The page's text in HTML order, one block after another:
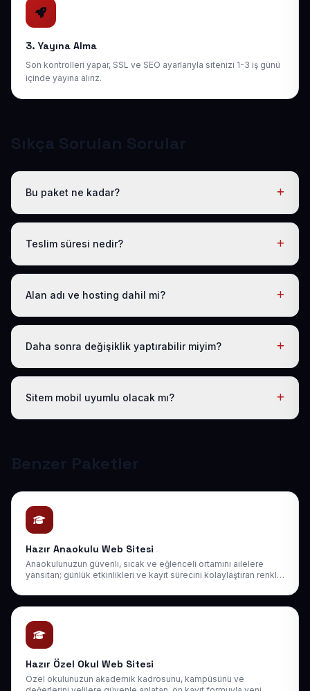
3. Yayına Alma
Son kontrolleri yapar, SSL ve SEO ayarlarıyla sitenizi 1-3 iş günü
içinde yayına alırız.
Sıkça Sorulan Sorular
Bu paket ne kadar?
Tüm sektörel paketlerimiz gibi Hazır Ehliyet / Sürücü
tutara ücretsiz .com.tr alan adı, hosting, SSL ve temel
SEO dahildir; gizli ücret yoktur.
Teslim süresi nedir?
Logo, iletişim ve tanıtım metinlerinizi ilettikten sonra
Alan adı ve hosting dahil mi?
Evet. Yıllık paket ücretine ücretsiz .com.tr alan adı ve
Daha sonra değişiklik yaptırabilir miyim?
Evet. Teslimden sonra ilk 30 gün ücretsiz revizyon
destek sağlıyoruz. Sonraki yıllarda da uygun bakım
paketlerimiz mevcuttur.
Sitem mobil uyumlu olacak mı?
Google mobil sıralamasına uygundur.
Benzer Paketler
Hazır Anaokulu Web Sitesi
Anaokulunuzun güvenli, sıcak ve eğlenceli ortamını ailelere
yansıtan; günlük etkinlikleri ve kayıt sürecini kolaylaştıran renkli
Hazır Özel Okul Web Sitesi
Özel okulunuzun akademik kadrosunu, kampüsünü ve